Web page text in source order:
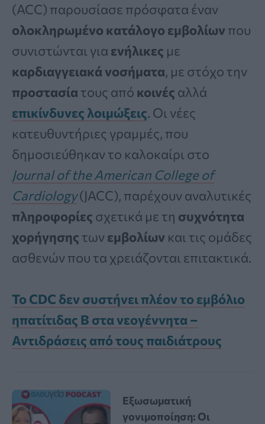
(ACC) παρουσίασε πρόσφατα έναν
ολοκληρωμένο κατάλογο εμβολίων που
συνιστώνται για ενήλικες με
καρδιαγγειακάνοσήματα, με στόχο την
προστασία τους από κοινές αλλά
επικίνδυνες λοιμώξεις. Οι νέες
κατευθυντήριες γραμμές, που
δημοσιεύθηκαν το καλοκαίρι στο
Journal of the American College of
Cardiology(JACC), παρέχουν αναλυτικές
πληροφορίες σχετικά με τη συχνότητα
χορήγησης των εμβολίων και τις ομάδες
ασθενών που τα χρειάζονται επιτακτικά.
Το CDC δεν συστήνει πλέον το εμβόλιο
ηπατίτιδας Β στα νεογέννητα –
Αντιδράσεις από τους παιδιάτρους
Εξωσωματική
γονιμοποίηση: Οι